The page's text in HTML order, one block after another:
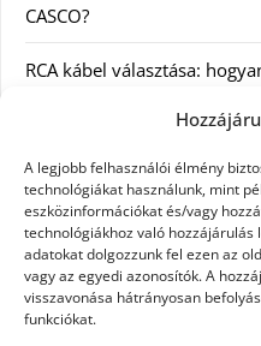
A legjobb felhasználói élmény
technológiákat használunk, mint
eszközinformációkat és/vagy
technológiákhoz való
adatokat dolgozzunk fel ezen az
vagy az egyedi azonosítók. A
visszavonása hátrányosan
funkciókat.
CASCO?
RCA kábel választása:
Magyarországon: milyen
Akciós külföldi nyaralás
ellenőrizz az ár mellett?
A Kassai Irodaház modern